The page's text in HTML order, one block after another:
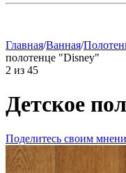
Главная/Ванная/
полотенце "Disney"
2 из 45
Детское
Поделитесь своим